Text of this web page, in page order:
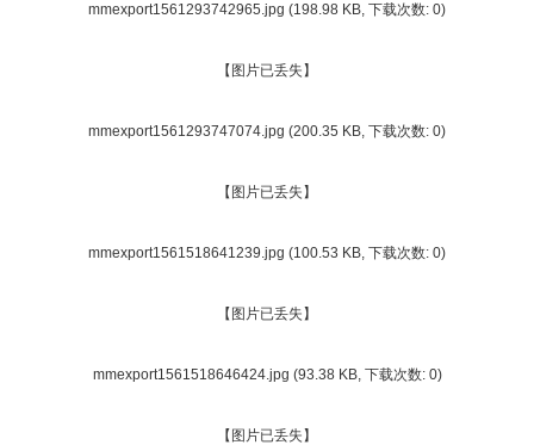
mmexport1561293742965.jpg (198.98 KB, 下载次数: 0)
【图片已丢失】
mmexport1561293747074.jpg (200.35 KB, 下载次数: 0)
【图片已丢失】
mmexport1561518641239.jpg (100.53 KB, 下载次数: 0)
【图片已丢失】
mmexport1561518646424.jpg (93.38 KB, 下载次数: 0)
【图片已丢失】